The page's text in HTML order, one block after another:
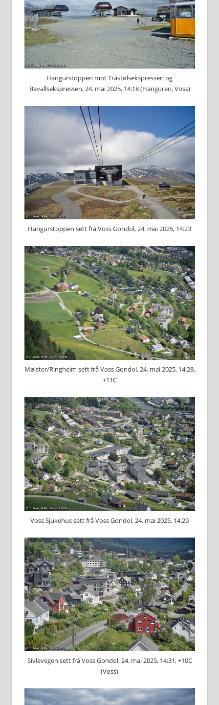
Hangurstoppen mot Tråstølsekspressen og
Bavallsekspressen, 24. mai 2025, 14:18 (Hanguren, Voss)
Hangurstoppen sett frå Voss Gondol, 24. mai 2025, 14:23
Mølster/Ringheim sett frå Voss Gondol, 24. mai 2025, 14:28,
+11C
Voss Sjukehus sett frå Voss Gondol, 24. mai 2025, 14:29
Sivlevegen sett frå Voss Gondol, 24. mai 2025, 14:31, +10C
(Voss)